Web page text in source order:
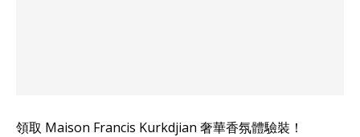
領取 Maison Francis Kurkdjian 奢華香氛體驗裝！